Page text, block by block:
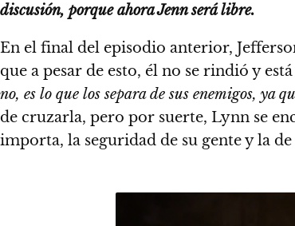
discusión, porque ahora Jenn será libre.
En el final del episodio anterior,
que a pesar de esto, él no se rindió y
no, es lo que los separa de sus enemigos, ya
de cruzarla, pero por suerte, Lynn se
importa, la seguridad de su gente y la